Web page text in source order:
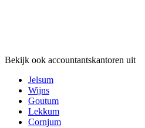
Bekijk ook accountantskantoren uit
Jelsum
Wijns
Goutum
Lekkum
Cornjum